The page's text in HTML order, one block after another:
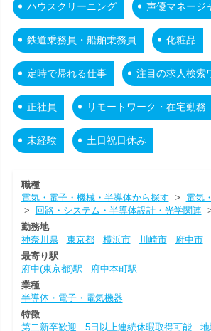
ハウスクリーニング 声優マネージ
鉄道乗務員・船舶乗務員 化粧品
定時で帰れる仕事 注目の求人検索
正社員 リモートワーク・在宅勤務
未経験 土日祝日休み
職種
電気・電子・機械・半導体から探す > 電気
> 回路・システム・半導体設計・光学関連
勤務地
神奈川県
東京都 横浜市 川崎市
府中市
最寄り駅
府中(東京都)駅
府中本町駅
業種
半導体・電子・電気機器
特徴
第二新卒歓迎
5日以上連続休暇取得可能 地